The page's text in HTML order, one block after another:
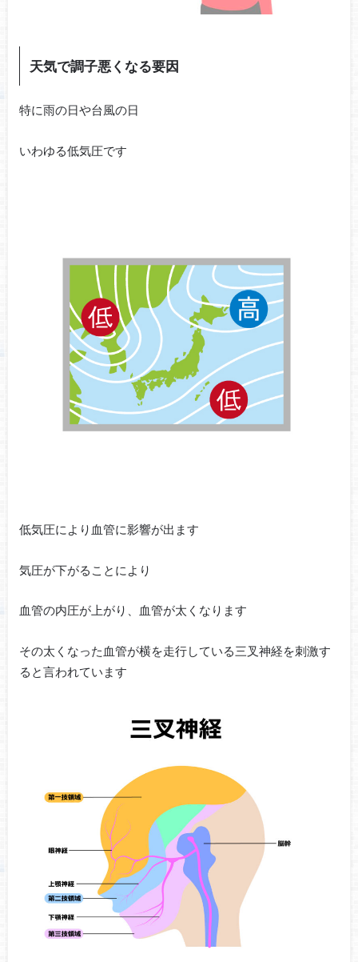
天気で調子悪くなる要因
特に雨の日や台風の日
いわゆる低気圧です
低気圧により血管に影響が出ます
気圧が下がることにより
血管の内圧が上がり、血管が太くなります
その太くなった血管が横を走行している三叉神経を刺激す
ると言われています